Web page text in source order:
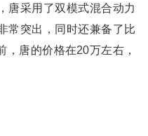
唐采用了双模式混合动力
常突出，同时还兼备了比
唐的价格在20万左右，